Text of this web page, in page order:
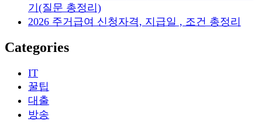
기(질문 총정리)
2026 주거급여 신청자격, 지급일 , 조건 총정리
Categories
IT
꿀팁
대출
방송